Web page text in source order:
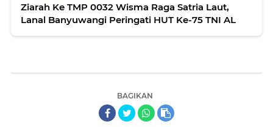
Ziarah Ke TMP 0032 Wisma Raga Satria Laut,
Lanal Banyuwangi Peringati HUT Ke-75 TNI AL
BAGIKAN